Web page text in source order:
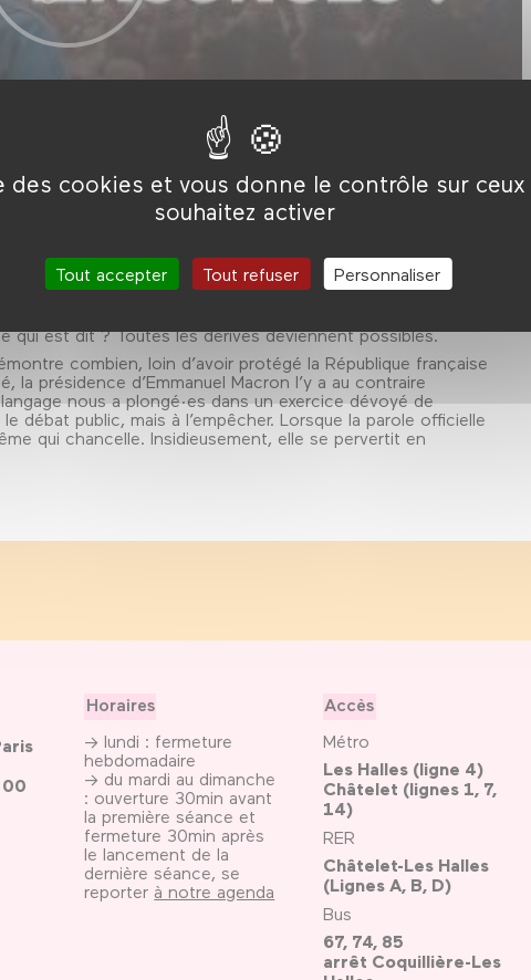
des cookies et vous donne le contrôle sur ceux
souhaitez activer
Tout accepter Tout refuser Personnaliser
cèdent à la déloyauté ? Quand les gouvernant·es ne
le prix ? Quand la communication se permet de dire ce qui
qui est dit ? Toutes les dérives deviennent possibles.
combien, loin d’avoir protégé la République française
présidence d’Emmanuel Macron l’y a au contraire
nous a plongé·es dans un exercice dévoyé de
débat public, mais à l’empêcher. Lorsque la parole officielle
qui chancelle. Insidieusement, elle se pervertit en
00
Horaires
→ lundi : fermeture
hebdomadaire
→ du mardi au dimanche
: ouverture 30min avant
la première séance et
fermeture 30min après
le lancement de la
dernière séance, se
reporter à notre agenda
Accès
Métro
Les Halles (ligne 4)
Châtelet (lignes 1, 7,
14)
RER
Châtelet-Les Halles
(Lignes A, B, D)
Bus
67, 74, 85
arrêt Coquillière-Les